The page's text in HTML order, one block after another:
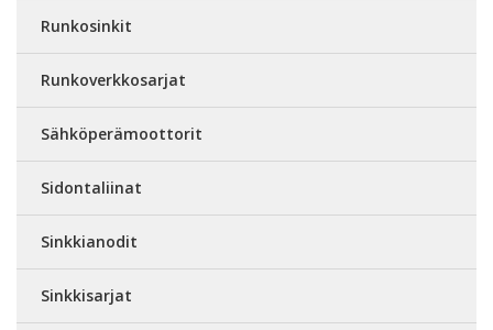
Runkosinkit
Runkoverkkosarjat
Sähköperämoottorit
Sidontaliinat
Sinkkianodit
Sinkkisarjat